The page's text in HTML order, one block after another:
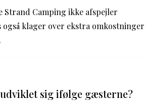
Strand Camping ikke afspejler
klager over ekstra omkostninger
sig ifølge gæsterne?